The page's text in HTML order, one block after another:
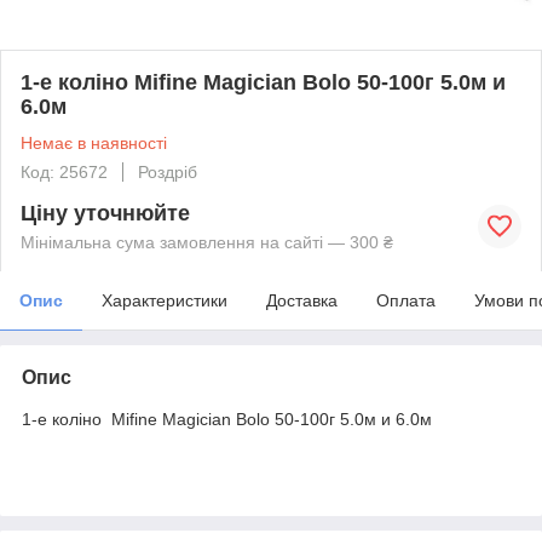
1-е коліно Mifine Magician Bolo 50-100г 5.0м и
6.0м
Немає в наявності
Код: 25672
Роздріб
Ціну уточнюйте
Мінімальна сума замовлення на сайті — 300 ₴
Опис Характеристики Доставка Оплата Умови
Опис
1-е коліно Mifine Magician Bolo 50-100г 5.0м и 6.0м